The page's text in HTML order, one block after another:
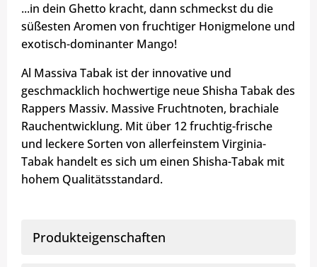
...in dein Ghetto kracht, dann schmeckst du die
süßesten Aromen von fruchtiger Honigmelone und
exotisch-dominanter Mango!
Al Massiva Tabak ist der innovative und
geschmacklich hochwertige neue Shisha Tabak des
Rappers Massiv. Massive Fruchtnoten, brachiale
Rauchentwicklung. Mit über 12 fruchtig-frische
und leckere Sorten von allerfeinstem Virginia-
Tabak handelt es sich um einen Shisha-Tabak mit
hohem Qualitätsstandard.
Produkteigenschaften